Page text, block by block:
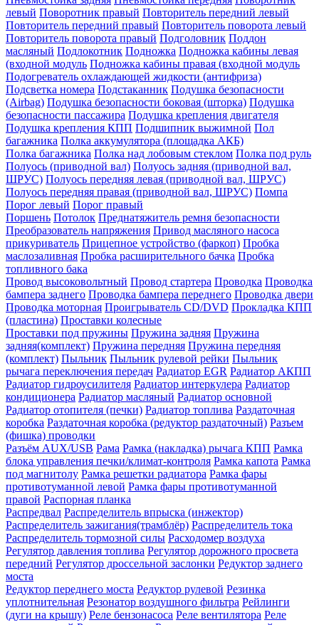
левый Поворотник правый Повторитель передний левый
Повторитель передний правый Повторитель поворота левый
Повторитель поворота правый Подголовник Поддон
масляный Подлокотник Подножка Подножка кабины левая
(входной модуль Подножка кабины правая (входной модуль
Подогреватель охлаждающей жидкости (антифриза)
Подсветка номера Подстаканник Подушка безопасности
(Airbag) Подушка безопасности боковая (шторка) Подушка
безопасности пассажира Подушка крепления двигателя
Подушка крепления КПП Подшипник выжимной Пол
багажника Полка аккумулятора (площадка АКБ)
Полка багажника Полка над лобовым стеклом Полка под руль
Полуось (приводной вал) Полуось задняя (приводной вал,
ШРУС) Полуось передняя левая (приводной вал, ШРУС)
Полуось передняя правая (приводной вал, ШРУС) Помпа
Порог левый Порог правый
Поршень Потолок Преднатяжитель ремня безопасности
Преобразователь напряжения Привод масляного насоса
прикуриватель Прицепное устройство (фаркоп) Пробка
маслозаливная Пробка расширительного бачка Пробка
топливного бака
Провод высоковольтный Провод стартера Проводка Проводка
бампера заднего Проводка бампера переднего Проводка двери
Проводка моторная Проигрыватель CD/DVD Прокладка КПП
(пластина) Проставки колесные
Проставки под пружины Пружина задняя Пружина
задняя(комплект) Пружина передняя Пружина передняя
(комплект) Пыльник Пыльник рулевой рейки Пыльник
рычага переключения передач Радиатор EGR Радиатор АКПП
Радиатор гидроусилителя Радиатор интеркулера Радиатор
кондиционера Радиатор масляный Радиатор основной
Радиатор отопителя (печки) Радиатор топлива Раздаточная
коробка Раздаточная коробка (редуктор раздаточный) Разъем
(фишка) проводки
Разъём AUX/USB Рама Рамка (накладка) рычага КПП Рамка
блока управления печки/климат-контроля Рамка капота Рамка
под магнитолу Рамка решетки радиатора Рамка фары
противотуманной левой Рамка фары противотуманной
правой Распорная планка
Распредвал Распределитель впрыска (инжектор)
Распределитель зажигания(трамблёр) Распределитель тока
Распределитель тормозной силы Расходомер воздуха
Регулятор давления топлива Регулятор дорожного просвета
передний Регулятор дроссельной заслонки Редуктор заднего
моста
Редуктор переднего моста Редуктор рулевой Резинка
уплотнительная Резонатор воздушного фильтра Рейлинги
(дуги на крышу) Реле бензонасоса Реле вентилятора Реле